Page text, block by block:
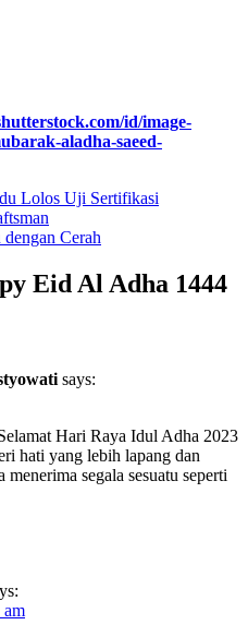
id/image-
aladha-saeed-
Lolos Uji Sertifikasi
Cerah
Eid Al Adha 1444
says:
Hari Raya Idul Adha 2023
hati yang lebih lapang dan
segala sesuatu seperti
am